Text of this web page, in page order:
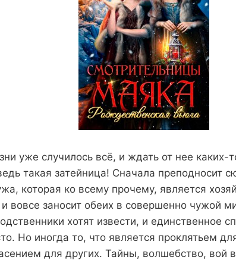
уже случилось всё, и ждать от нее каких-
такая затейница! Сначала преподносит
которая ко всему прочему, является
и вовсе заносит обеих в совершенно чужой
хотят извести, и единственное
Но иногда то, что является проклятьем
для других. Тайны, волшебство, вой